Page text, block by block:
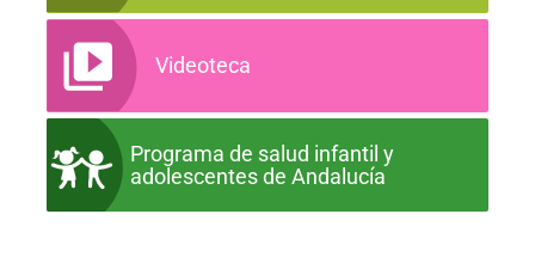
Videoteca
Programa de salud infantil y
adolescentes de Andalucía